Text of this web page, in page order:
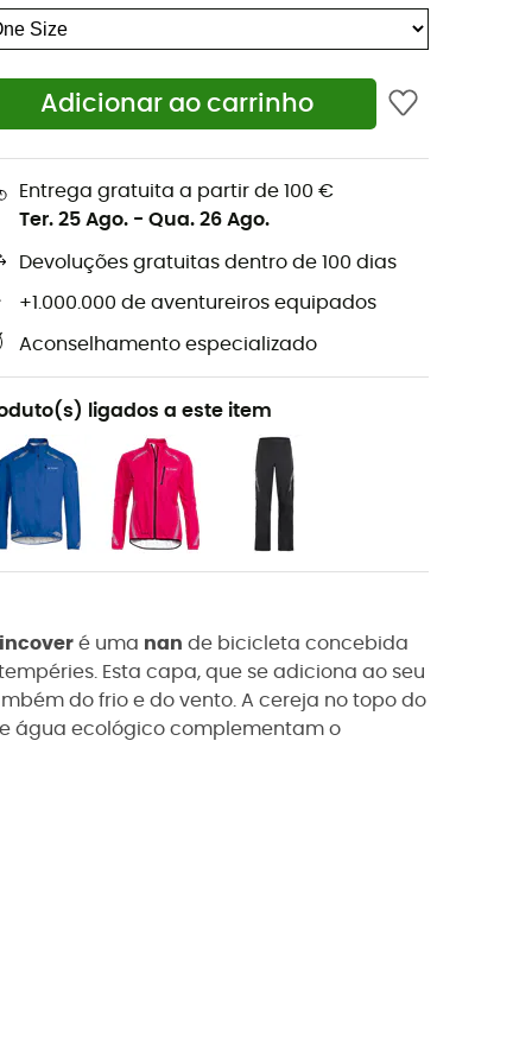
Adicionar ao carrinho
Entrega gratuita a partir de 100 €
Ter. 25 Ago. - Qua. 26 Ago.
Devoluções gratuitas dentro de 100 dias
+1.000.000 de aventureiros equipados
Aconselhamento especializado
ligados a este item
é uma nan de bicicleta concebida
Esta capa, que se adiciona ao seu
do frio e do vento. A cereja no topo do
água ecológico complementam o